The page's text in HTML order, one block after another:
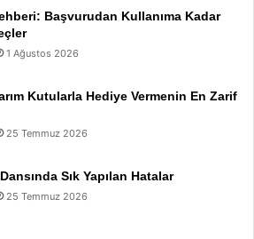
Başvurudan Kullanıma Kadar
1 Ağustos 2026
Kutularla Hediye Vermenin En Zarif
25 Temmuz 2026
Sık Yapılan Hatalar
25 Temmuz 2026